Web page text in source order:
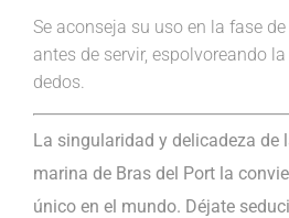
Se aconseja su uso en la fase
antes de servir, espolvoreando
dedos.
La singularidad y delicadeza de
marina de Bras del Port la
único en el mundo. Déjate